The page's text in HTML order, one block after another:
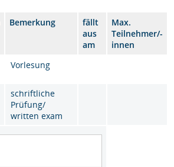
Bemerkung
fällt
aus
am
Max.
Teilnehmer/-
innen
Vorlesung
schriftliche
Prüfung/
written exam